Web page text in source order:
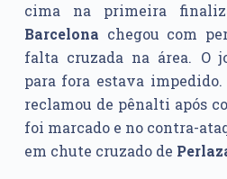
cima na primeira
Barcelona chegou com
falta cruzada na área. O
para fora estava
reclamou de pênalti após
foi marcado e no contra-
em chute cruzado de